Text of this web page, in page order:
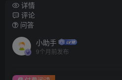
详情
评论
问答
小助手
9个月前发布